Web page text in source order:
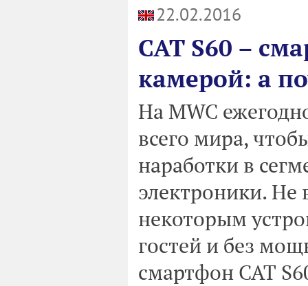
22.02.2016
CAT S60 –
камерой: а
На MWC
всего мира,
наработки в
электроники. Не
некоторым
гостей и без
смартфон CAT